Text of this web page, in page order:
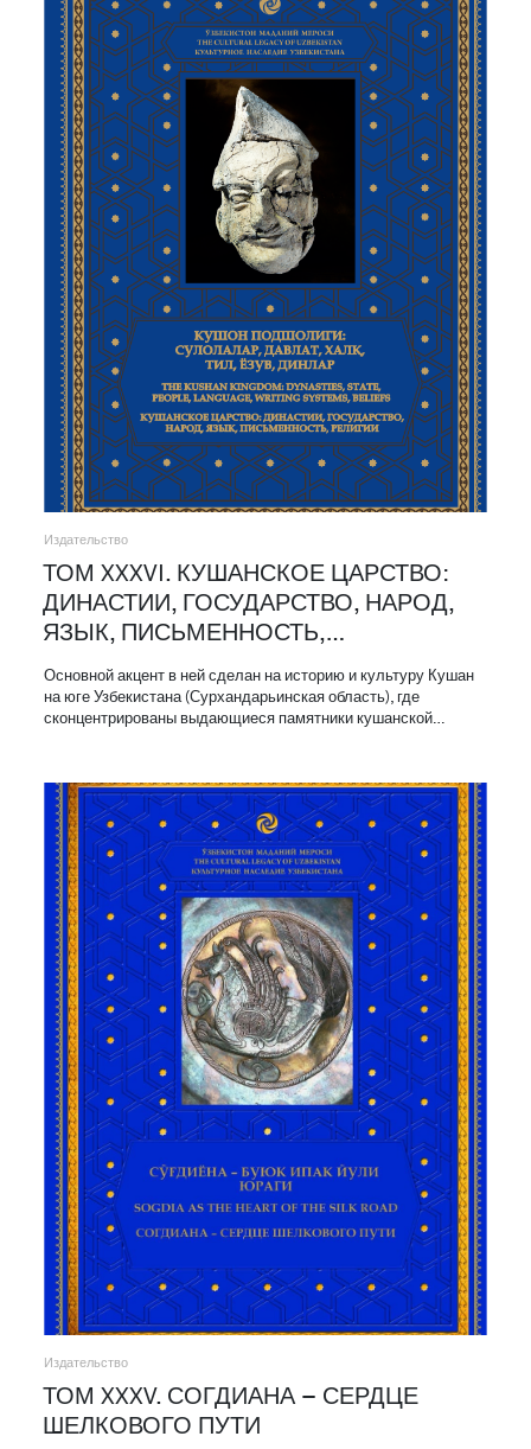
Издательство
ТОМ XXXVI. КУШАНСКОЕ ЦАРСТВО:
ДИНАСТИИ, ГОСУДАРСТВО, НАРОД,
ЯЗЫК, ПИСЬМЕННОСТЬ,…
Основной акцент в ней сделан на историю и культуру Кушан
на юге Узбекистана (Сурхандарьинская область), где
сконцентрированы выдающиеся памятники кушанской…
Издательство
ТОМ XXXV. СОГДИАНА – СЕРДЦЕ
ШЕЛКОВОГО ПУТИ